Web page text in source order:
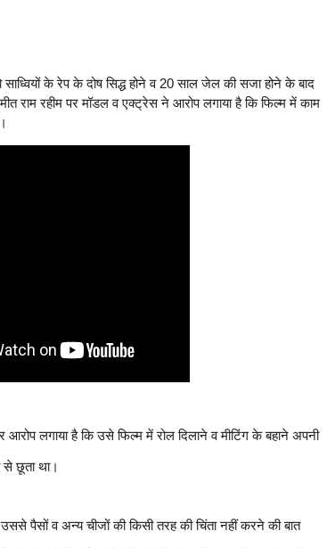
साध्वियों के रेप के दोष सिद्ध होने व 20 साल जेल की सजा होने के बाद
राम रहीम पर मॉडल व एक्ट्रेस ने आरोप लगाया है कि फिल्म में काम
आरोप लगाया है कि उसे फिल्म में रोल दिलाने व मीटिंग के बहाने अपनी
छूता था।
पैसों व अन्य चीजों की किसी तरह की चिंता नहीं करने की बात